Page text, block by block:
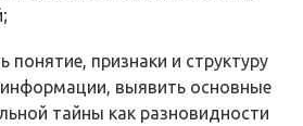
понятие, признаки и структуру
выявить основные
тайны как разно­видности